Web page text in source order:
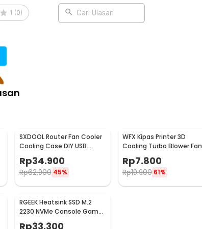
tekanan berlebih dan meningkatkan
seperti karet O-ring, sekrup, thermal
secara mandiri.
High Performance - XN80
1 (0) Cari Ulasan
SXDOOL Router Fan Cooler
Cooling Case DIY USB
120mm - SX120
Rp34.900
Rp62.900 45%
WFX Kipas Printer 3D
Cooling Turbo Blower Fan
Brushless 12V - 5015
Rp7.800
Rp19.900 61%
RGEEK Heatsink SSD M.2
2230 NVMe Console Game
Copper Cooler - TN30
Rp33.300